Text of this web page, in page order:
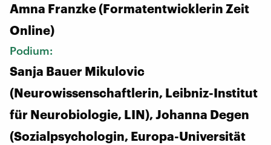
Amna Franzke (Formatentwicklerin Zeit
Online)
Podium:
Sanja Bauer Mikulovic
(Neurowissenschaftlerin, Leibniz-Institut
für Neurobiologie, LIN), Johanna Degen
(Sozialpsychologin, Europa-Universität